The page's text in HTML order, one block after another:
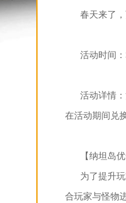
春天来了
活动时间
活动详情
在活动期间兑
【纳坦岛优
为了提升
合玩家与怪物